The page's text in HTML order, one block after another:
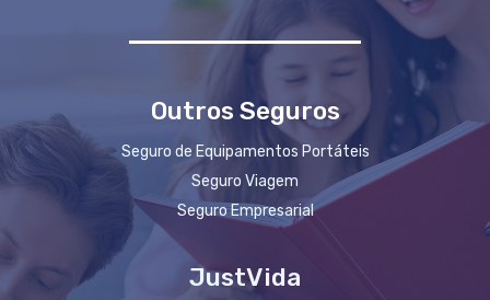
Outros Seguros
Seguro de Equipamentos Portáteis
Seguro Viagem
Seguro Empresarial
JustVida